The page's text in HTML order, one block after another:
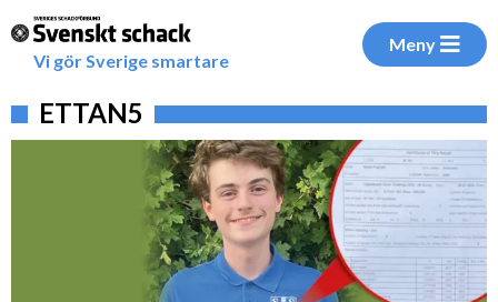
Vi gör Sverige smartare
Meny
ETTAN5